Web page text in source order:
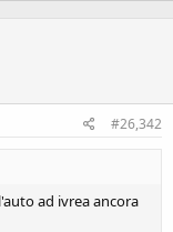
#26,342
ad ivrea ancora